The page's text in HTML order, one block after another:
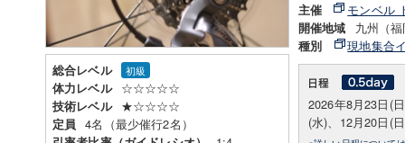
総合レベル 初級
体力レベル ☆☆☆☆☆
技術レベル ★☆☆☆☆
定員 4名（最少催行2名）
主催 モンベル
開催地域 九州（
種別 現地集合
2026年8月23日(
(水)、12月20日(